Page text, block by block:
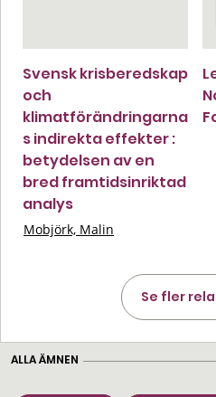
Svensk krisberedskap
och
klimatförändringarna
s indirekta effekter :
betydelsen av en
bred framtidsinriktad
analys
Mobjörk, Malin
Se fler
ALLA ÄMNEN